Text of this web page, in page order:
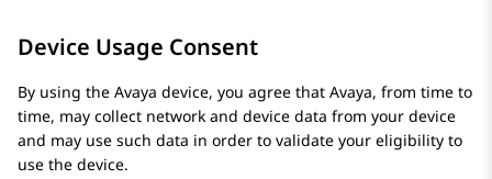
Device Usage Consent
By using the Avaya device, you agree that Avaya, from time to
time, may collect network and device data from your device
and may use such data in order to validate your eligibility to
use the device.